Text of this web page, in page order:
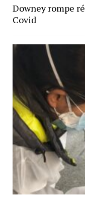
Downey rompe
Covid